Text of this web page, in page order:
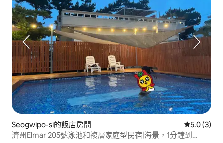
Seogwipo-si的飯店房間 從 3 則評
5.0 (3)
濟州Elmar 205號泳池和複層家庭型民宿|海景，1分鐘到